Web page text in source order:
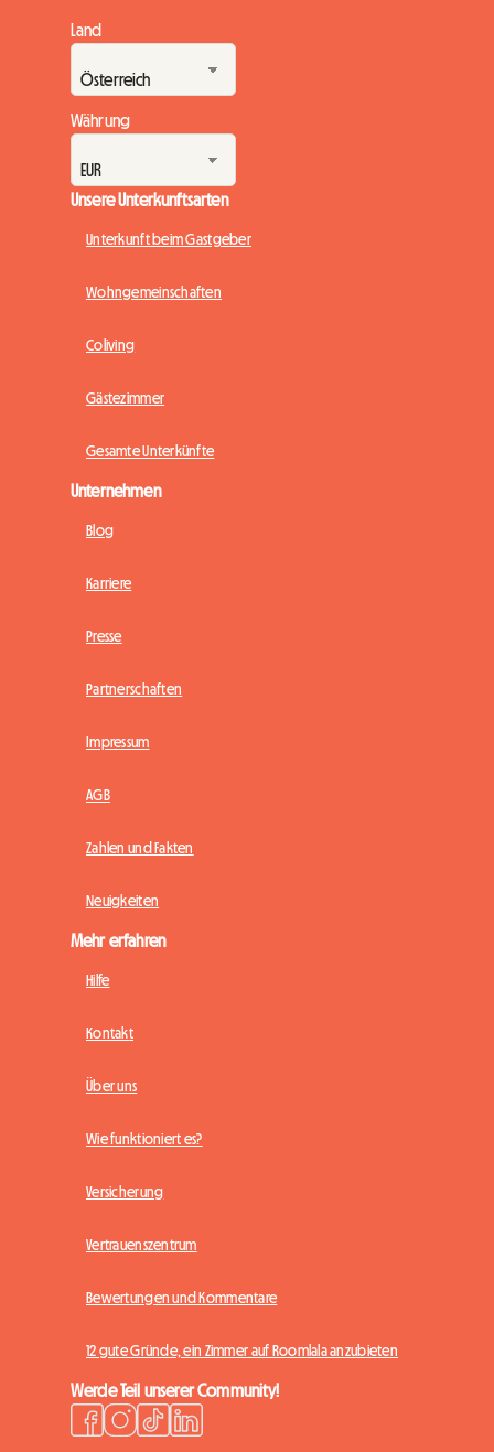
Land
Währung
Unsere Unterkunftsarten
Unterkunft beim Gastgeber
Wohngemeinschaften
Coliving
Gästezimmer
Gesamte Unterkünfte
Unternehmen
Blog
Karriere
Presse
Partnerschaften
Impressum
AGB
Zahlen und Fakten
Neuigkeiten
Mehr erfahren
Hilfe
Kontakt
Über uns
Wie funktioniert es?
Versicherung
Vertrauenszentrum
Bewertungen und Kommentare
12 gute Gründe, ein Zimmer auf Roomlala anzubieten
Werde Teil unserer Community!